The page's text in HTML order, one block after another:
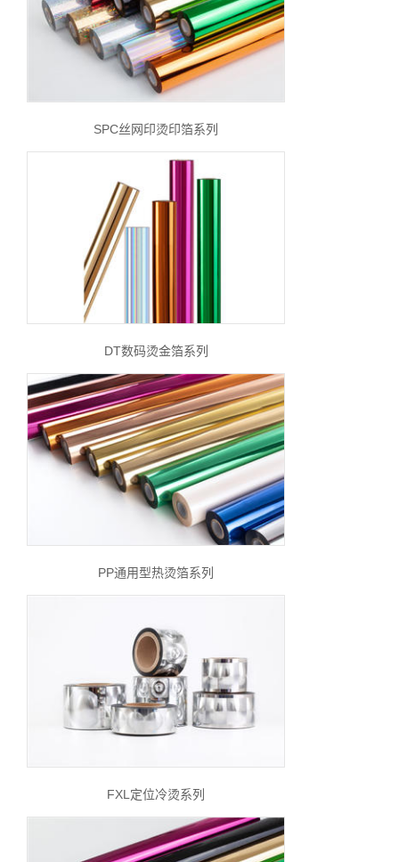
SPC丝网印烫印箔系列
DT数码烫金箔系列
PP通用型热烫箔系列
FXL定位冷烫系列